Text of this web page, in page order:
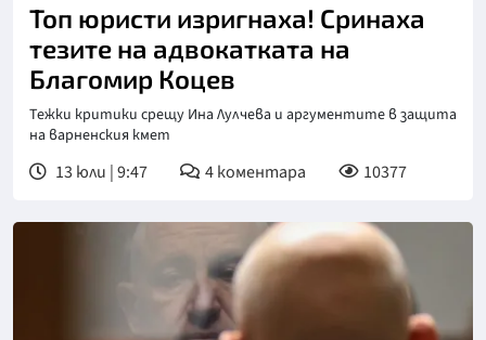
Топ юристи изригнаха! Сринаха
тезите на адвокатката на
Благомир Коцев
Тежки критики срещу Ина Лулчева и аргументите в защита
на варненския кмет
13 юли | 9:47 4коментара 10377